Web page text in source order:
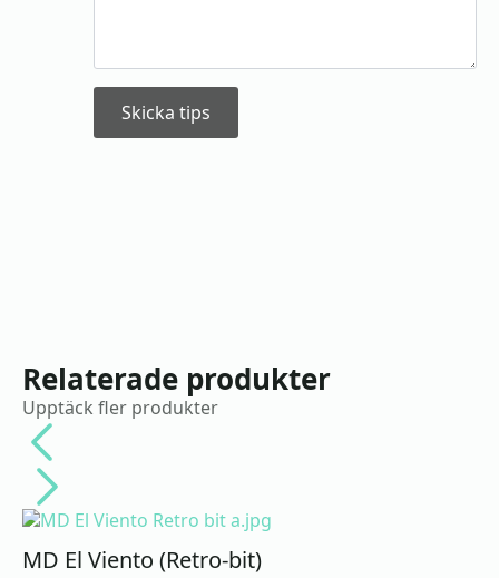
Skicka tips
Relaterade produkter
Upptäck fler produkter
MD El Viento (Retro-bit)